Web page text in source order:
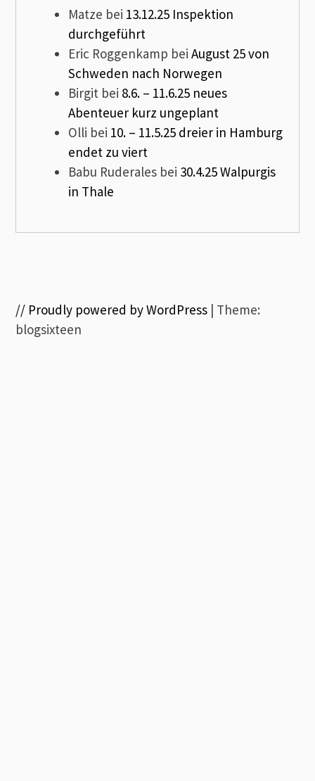
Matze bei 13.12.25 Inspektion
durchgeführt
Eric Roggenkamp beiAugust 25 von
Schweden nach Norwegen
Birgit bei 8.6. – 11.6.25 neues
Abenteuer kurz ungeplant
Olli bei 10. – 11.5.25 dreier in Hamburg
endet zu viert
Babu Ruderales bei 30.4.25 Walpurgis
in Thale
// Proudly powered by WordPress | Theme:
blogsixteen